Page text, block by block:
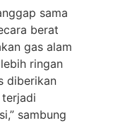
sama
berat
gas alam
ringan
diberikan
sambung